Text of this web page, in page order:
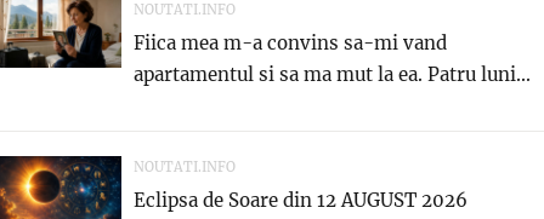
NOUTATI.INFO
Fiica mea m-a convins sa-mi vand
apartamentul si sa ma mut la ea. Patru luni...
NOUTATI.INFO
Eclipsa de Soare din 12 AUGUST 2026